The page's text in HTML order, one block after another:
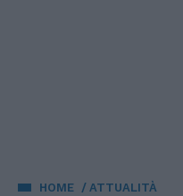
HOME ATTUALITÀ